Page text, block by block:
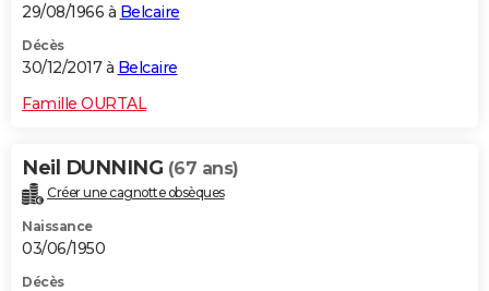
29/08/1966 à Belcaire
Décès
30/12/2017 à Belcaire
Famille OURTAL
Neil DUNNING (67 ans)
Créer une cagnotte obsèques
Naissance
03/06/1950
Décès